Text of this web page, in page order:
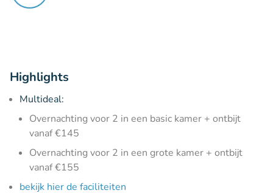
Highlights
Multideal:
Overnachting voor 2 in een basic kamer + ontbijt
vanaf €145
Overnachting voor 2 in een grote kamer + ontbijt
vanaf €155
bekijk hier de faciliteiten